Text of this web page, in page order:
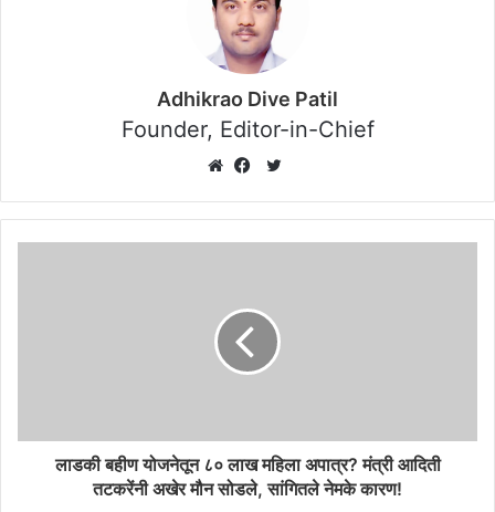
Adhikrao Dive Patil
Founder, Editor-in-Chief
Twitter
लाडकी बहीण योजनेतून ८० लाख महिला अपात्र? मंत्री आदिती
तटकरेंनी अखेर मौन सोडले, सांगितले नेमके कारण!